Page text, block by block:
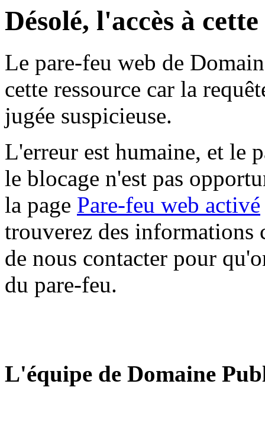
Désolé, l'accès à
Le pare-feu web de
cette ressource car la
jugée suspicieuse.
L'erreur est humaine, et le
le blocage n'est pas
la page Pare-feu web activé
trouverez des informations
de nous contacter pour
du pare-feu.
L'équipe de Domaine